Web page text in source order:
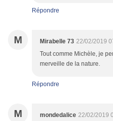
Répondre
M Mirabelle 73 22/02/2019
Tout comme Michèle, je
merveille de la nature.
Répondre
M mondedalice 22/02/2019